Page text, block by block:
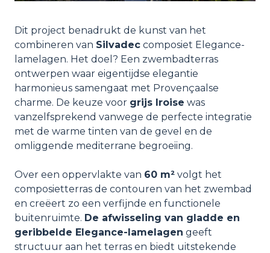
Dit project benadrukt de kunst van het
combineren van Silvadec composiet Elegance-
lamelagen. Het doel? Een zwembadterras
ontwerpen waar eigentijdse elegantie
harmonieus samengaat met Provençaalse
charme. De keuze voor grijs Iroise was
vanzelfsprekend vanwege de perfecte integratie
met de warme tinten van de gevel en de
omliggende mediterrane begroeiing.
Over een oppervlakte van 60 m² volgt het
composietterras de contouren van het zwembad
en creëert zo een verfijnde en functionele
buitenruimte. De afwisseling van gladde en
geribbelde Elegance-lamelagen geeft
structuur aan het terras en biedt uitstekende